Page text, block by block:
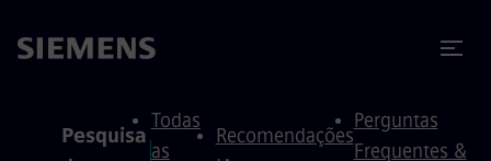
Pesquisa
Todas
as
Recomendações
Perguntas
Frequentes &